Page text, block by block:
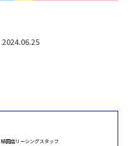
2024.06.25
植田店リーシングスタッフ